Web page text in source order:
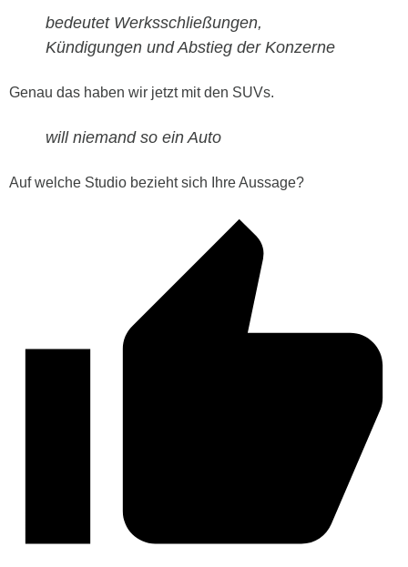
bedeutet Werksschließungen,
Kündigungen und Abstieg der Konzerne
Genau das haben wir jetzt mit den SUVs.
will niemand so ein Auto
Auf welche Studio bezieht sich Ihre Aussage?